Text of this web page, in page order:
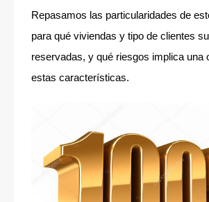
Repasamos las particularidades de
para qué viviendas y tipo de clientes
reservadas, y qué riesgos implica una
estas características.